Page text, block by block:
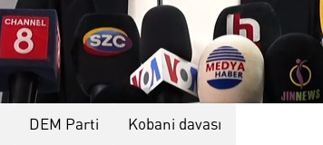
DEM Parti Kobani davası